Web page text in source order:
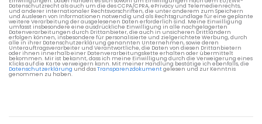
Datenschutzrecht als auch um die des CCPA/CPRA, ePrivacy und Telemedienrechts,
und anderer internationaler Rechtsvorschriften, die unter anderem zum Speichern
und Auslesen von Informationen notwendig und als Rechtsgrundlage für eine geplante
weitere Verarbeitung der ausgelesenen Daten erforderlich sind. Meine Einwilligung
umfasst insbesondere eine ausdrückliche Einwilligung in alle nachgelagerten
Datenverarbeitungen durch Drittanbieter, die auch in unsicheren Drittländern
erfolgen können, insbesondere für personalisierte und zielgerichtete Werbung, durch
alle in ihrer Datenschutzerklärung genannten Unternehmen, sowie deren
Unterauftragsverarbeiter und Verantwortliche, die Daten von diesen Drittanbietern
oder ihnen innerhalb einer Datenverarbeitungskette erhalten oder übermittelt
bekommen. Mir ist bekannt, dass ich meine Einwilligung durch die Verweigerung eines
Klicks auf die Karte verweigern kann. Mit meiner Handlung bestätige ich ebenfalls, die
Datenschutzerklärung und dasTransparenzdokumentgelesen und zur Kenntnis
genommen zu haben.